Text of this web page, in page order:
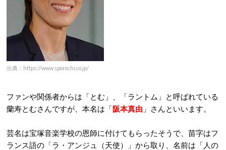
出典：https://www.sponichi.co.jp/
ファンや関係者からは「とむ」、「ラントム」と呼ばれている
蘭寿とむさんですが、本名は「阪本真由 」さんといいます。
芸名は宝塚音楽学校の恩師に付けてもらったそうで、苗字はフ
ランス語の「ラ・アンジュ（天使）」から取り、名前は「人の